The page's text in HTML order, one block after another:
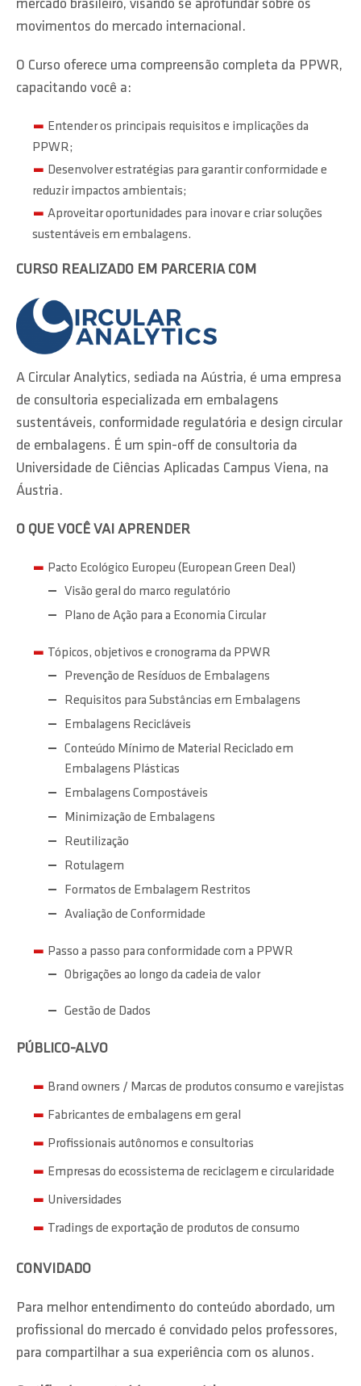
mercado brasileiro, visando se aprofundar sobre os
movimentos do mercado internacional.
O Curso oferece uma compreensão completa da PPWR,
capacitando você a:
Entender os principais requisitos e implicações da
PPWR;
Desenvolver estratégias para garantir conformidade e
reduzir impactos ambientais;
Aproveitar oportunidades para inovar e criar soluções
sustentáveis em embalagens.
CURSO REALIZADO EM PARCERIA COM
A Circular Analytics, sediada na Aústria, é uma empresa
de consultoria especializada em embalagens
sustentáveis, conformidade regulatória e design circular
de embalagens. É um spin-off de consultoria da
Universidade de Ciências Aplicadas Campus Viena, na
Áustria.
O QUE VOCÊ VAI APRENDER
Pacto Ecológico Europeu (European Green Deal)
Visão geral do marco regulatório
Plano de Ação para a Economia Circular
Tópicos, objetivos e cronograma da PPWR
Prevenção de Resíduos de Embalagens
Requisitos para Substâncias em Embalagens
Embalagens Recicláveis
Conteúdo Mínimo de Material Reciclado em
Embalagens Plásticas
Embalagens Compostáveis
Minimização de Embalagens
Reutilização
Rotulagem
Formatos de Embalagem Restritos
Avaliação de Conformidade
Passo a passo para conformidade com a PPWR
Obrigações ao longo da cadeia de valor
Gestão de Dados
PÚBLICO-ALVO
Brand owners / Marcas de produtos consumo e varejistas
Fabricantes de embalagens em geral
Profissionais autônomos e consultorias
Empresas do ecossistema de reciclagem e circularidade
Universidades
Tradings de exportação de produtos de consumo
CONVIDADO
Para melhor entendimento do conteúdo abordado, um
profissional do mercado é convidado pelos professores,
para compartilhar a sua experiência com os alunos.